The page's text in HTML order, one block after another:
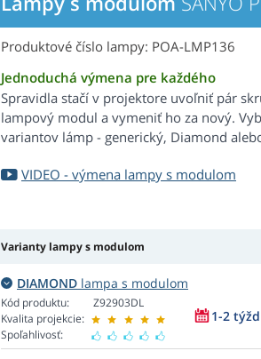
Produktové číslo lampy: POA-LMP136
Jednoduchá výmena pre každého
Spravidla stačí v projektore uvoľniť pár
lampový modul a vymeniť ho za nový.
variantov lámp - generický, Diamond
VIDEO - výmena lampy s modulom
Varianty lampy s modulom
DIAMOND lampa s modulom
Kód produktu:
Kvalita projekcie:
Spoľahlivosť:
Z92903DL
1-2